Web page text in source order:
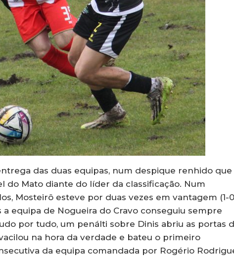
das duas equipas, num despique renhido que
do Mato diante do líder da classificação. Num
Mosteirô esteve por duas vezes em vantagem (1-0
a equipa de Nogueira do Cravo conseguiu sempre
por tudo, um penálti sobre Dinis abriu as portas
na hora da verdade e bateu o primeiro
da equipa comandada por Rogério